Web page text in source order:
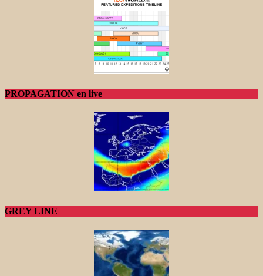
PROPAGATION en live
GREY LINE